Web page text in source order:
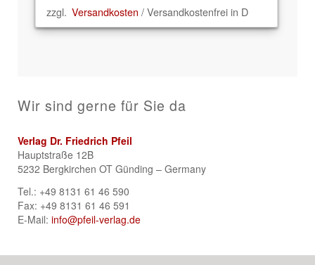
zzgl. Versandkosten / Versandkostenfrei in D
Wir sind gerne für Sie da
Verlag Dr. Friedrich Pfeil
Hauptstraße 12B
5232 Bergkirchen OT Günding – Germany
Tel.: +49 8131 61 46 590
Fax: +49 8131 61 46 591
E-Mail: info@pfeil-verlag.de